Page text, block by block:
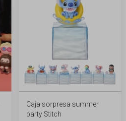
Caja sorpresa summer
party Stitch